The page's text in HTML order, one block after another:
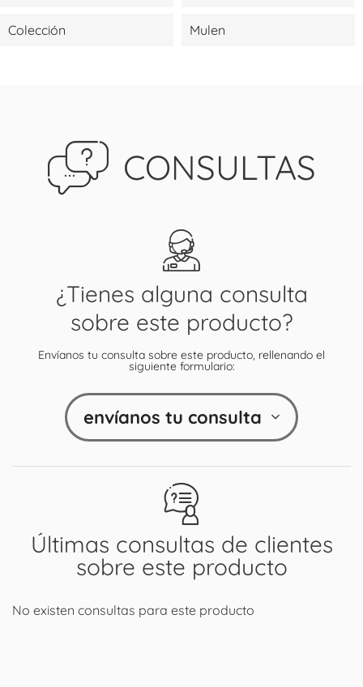
Colección Mulen
CONSULTAS
Últimas consultas de clientes
sobre este producto
No existen consultas para este producto
¿Tienes alguna consulta
sobre este producto?
Envíanos tu consulta sobre este producto, rellenando el
siguiente formulario:
envíanos tu consulta